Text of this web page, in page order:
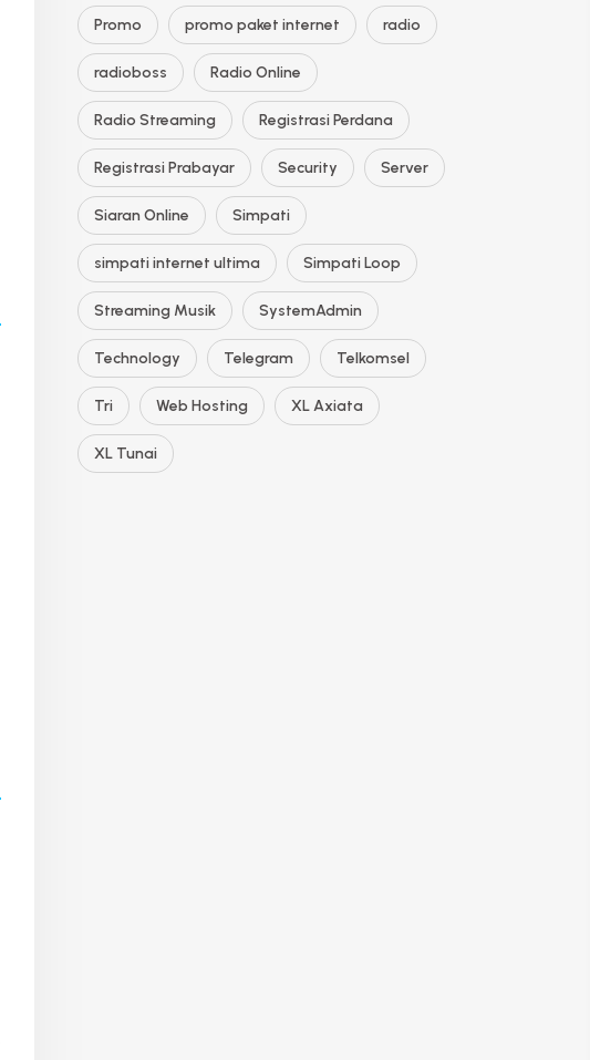
Promo promo paket internet radio
radioboss Radio Online
Radio Streaming Registrasi Perdana
Registrasi Prabayar Security Server
Siaran Online Simpati
simpati internet ultima Simpati Loop
Streaming Musik SystemAdmin
Technology Telegram Telkomsel
Tri Web Hosting XL Axiata
XL Tunai